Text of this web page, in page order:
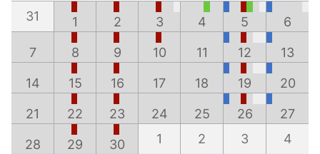
31
1 2 3 4 5 6
7 8 9 10 11 12 13
14 15 16 17 18 19 20
21 22 23 24 25 26 27
28 29 30 1 2 3
4